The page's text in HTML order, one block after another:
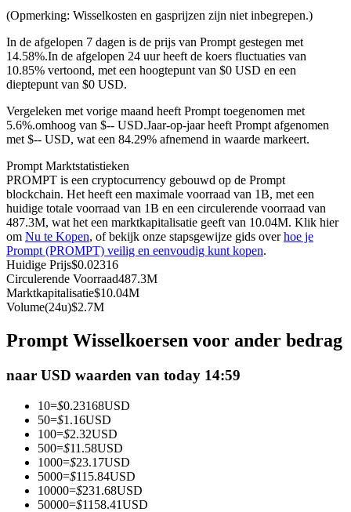
Futures met USDC als onderpand
Kopiëren Handel
Sluit je aan bij top traders
Word een Copy Trader
Geniet van winstdeling en copy trading commissies
(Opmerking: Wisselkosten en gasprijzen zijn niet inbegrepen.)
In de afgelopen 7 dagen is de prijs van Prompt gestegen met
14.58%.In de afgelopen 24 uur heeft de koers fluctuaties van
10.85% vertoond, met een hoogtepunt van $0 USD en een
dieptepunt van $0 USD.
Vergeleken met vorige maand heeft Prompt toegenomen met
5.6%.omhoog van $-- USD.Jaar-op-jaar heeft Prompt afgenomen
met $-- USD, wat een 84.29% afnemend in waarde markeert.
Prompt Marktstatistieken
PROMPT is een cryptocurrency gebouwd op de Prompt
blockchain. Het heeft een maximale voorraad van 1B, met een
huidige totale voorraad van 1B en een circulerende voorraad van
487.3M, wat het een marktkapitalisatie geeft van 10.04M. Klik hier
om Nu te Kopen, of bekijk onze stapsgewijze gids overhoe je
Prompt (PROMPT) veilig en eenvoudig kunt kopen.
Huidige Prijs$0.02316
Circulerende Voorraad487.3M
Marktkapitalisatie$10.04M
Volume(24u)$2.7M
Prompt Wisselkoersen voor ander bedrag
naar USD waarden van today 14:59
10=$0.23168USD
50=$1.16USD
100=$2.32USD
500=$11.58USD
1000=$23.17USD
5000=$115.84USD
10000=$231.68USD
50000=$1158.41USD